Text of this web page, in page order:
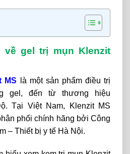
về gel trị mụn Klenzit
MS là một sản phẩm điều trị
gel, đến từ thương hiệu
Tại Việt Nam, Klenzit MS
phối chính hãng bởi Công
– Thiết bị y tế Hà Nội.